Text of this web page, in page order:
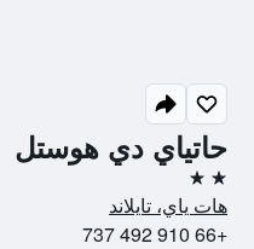
حاتياي دي هوستل
2 نجمتين
هات ياي، تايلاند
+66 910 492 737